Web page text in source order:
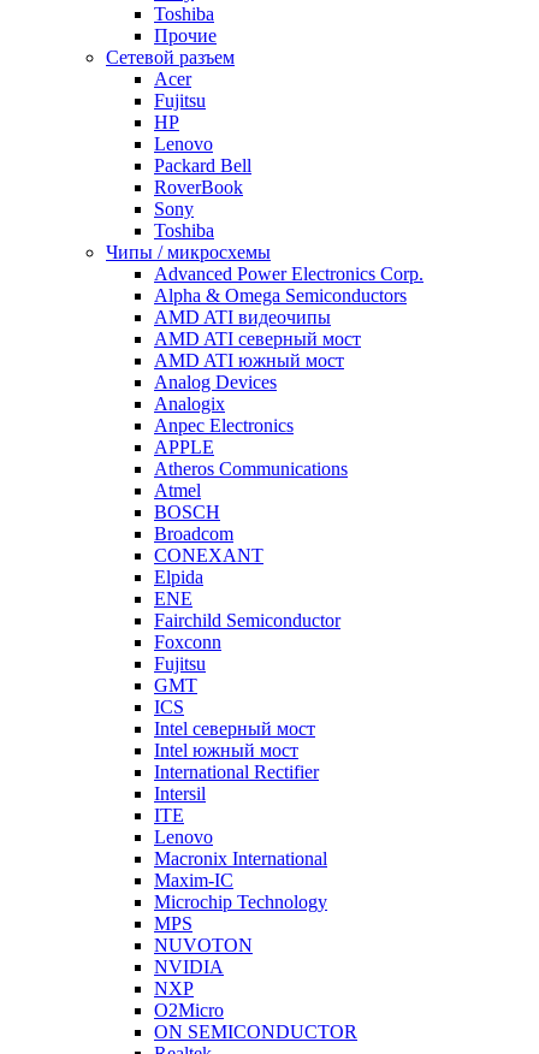
Toshiba
Прочие
Сетевой разъем
Acer
Fujitsu
HP
Lenovo
Packard Bell
RoverBook
Sony
Toshiba
Чипы / микросхемы
Advanced Power Electronics Corp.
Alpha & Omega Semiconductors
AMD ATI видеочипы
AMD ATI северный мост
AMD ATI южный мост
Analog Devices
Analogix
Anpec Electronics
APPLE
Atheros Communications
Atmel
BOSCH
Broadcom
CONEXANT
Elpida
ENE
Fairchild Semiconductor
Foxconn
Fujitsu
GMT
ICS
Intel северный мост
Intel южный мост
International Rectifier
Intersil
ITE
Lenovo
Macronix International
Maxim-IC
Microchip Technology
MPS
NUVOTON
NVIDIA
NXP
O2Micro
ON SEMICONDUCTOR